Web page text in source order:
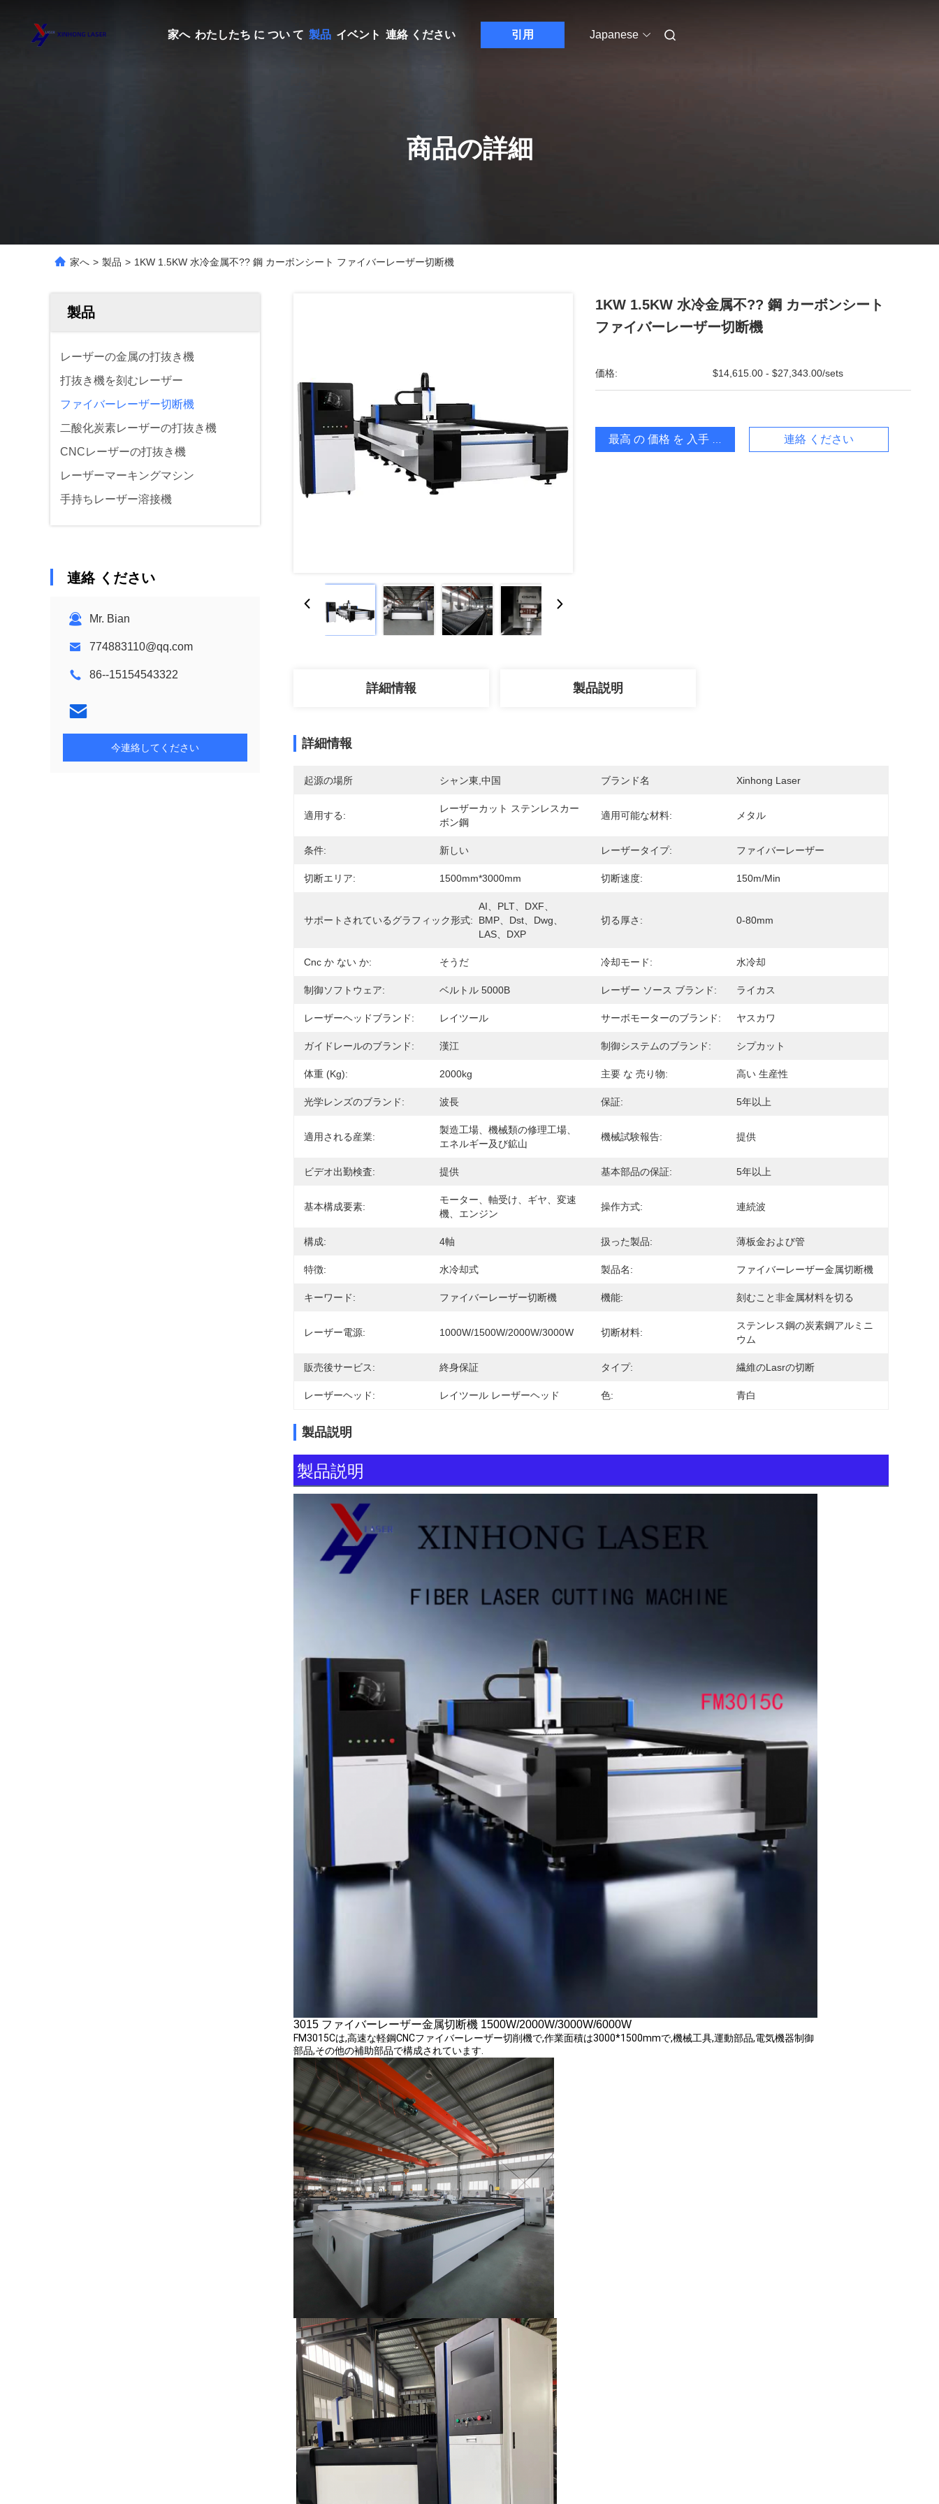
家へ わたしたち に つい て 製品 イベント 連絡 ください 引用 Japanese
商品の詳細
家へ > 製品 > 1KW 1.5KW 水冷金属不?? 鋼 カーボンシート ファイバーレーザー切断機
製品
レーザーの金属の打抜き機
打抜き機を刻むレーザー
ファイバーレーザー切断機
二酸化炭素レーザーの打抜き機
CNCレーザーの打抜き機
レーザーマーキングマシン
手持ちレーザー溶接機
連絡 ください
Mr. Bian
774883110@qq.com
86--15154543322
今連絡してください
1KW 1.5KW 水冷金属不?? 鋼 カーボンシート
ファイバーレーザー切断機
価格: $14,615.00 - $27,343.00/sets
最高 の 価格 を 入手 する 連絡 ください
詳細情報 製品説明
詳細情報
起源の場所 シャン東,中国 ブランド名 Xinhong Laser
適用する:
レーザーカット ステンレスカー
ボン鋼
適用可能な材料: メタル
条件: 新しい レーザータイプ: ファイバーレーザー
切断エリア: 1500mm*3000mm 切断速度: 150m/min
サポートされているグラフィック形式:
AI、PLT、DXF、
BMP、Dst、Dwg、
LAS、DXP
切る厚さ: 0-80mm
Cnc か ない か: そうだ 冷却モード: 水冷却
制御ソフトウェア: ベルトル 5000B レーザー ソース ブランド: ライカス
レーザーヘッドブランド: レイツール サーボモーターのブランド: ヤスカワ
ガイドレールのブランド: 漢江 制御システムのブランド: シプカット
体重 (kg): 2000kg 主要 な 売り物: 高い 生産性
光学レンズのブランド: 波長 保証: 5年以上
適用される産業:
製造工場、機械類の修理工場、
エネルギー及び鉱山
機械試験報告: 提供
ビデオ出勤検査: 提供 基本部品の保証: 5年以上
基本構成要素:
モーター、軸受け、ギヤ、変速
機、エンジン
操作方式: 連続波
構成: 4軸 扱った製品: 薄板金および管
特徴: 水冷却式 製品名: ファイバーレーザー金属切断機
キーワード: ファイバーレーザー切断機 機能: 刻むこと非金属材料を切る
レーザー電源: 1000W/1500W/2000W/3000W 切断材料:
ステンレス鋼の炭素鋼アルミニ
ウム
販売後サービス: 終身保証 タイプ: 繊維のLasrの切断
レーザーヘッド: レイツール レーザーヘッド 色: 青白
製品説明
製品説明
3015 ファイバーレーザー金属切断機 1500W/2000W/3000W/6000W
FM3015Cは,高速な軽鋼CNCファイバーレーザー切削機で,作業面積は3000*1500mmで,機械工具,運動部品,電気機器制御
部品,その他の補助部品で構成されています.